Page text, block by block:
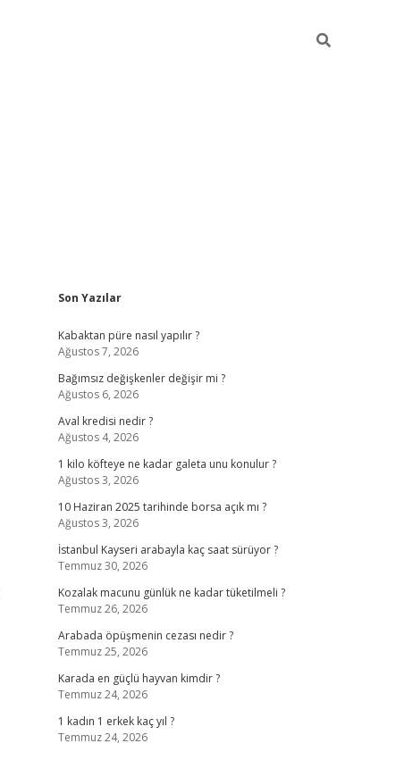
Sidebar
Son Yazılar
Kabaktan püre nasıl yapılır ?
Ağustos 7, 2026
Bağımsız değişkenler değişir mi ?
Ağustos 6, 2026
Aval kredisi nedir ?
Ağustos 4, 2026
1 kilo köfteye ne kadar galeta unu konulur ?
Ağustos 3, 2026
10 Haziran 2025 tarihinde borsa açık mı ?
Ağustos 3, 2026
İstanbul Kayseri arabayla kaç saat sürüyor ?
Temmuz 30, 2026
Kozalak macunu günlük ne kadar tüketilmeli ?
Temmuz 26, 2026
Arabada öpüşmenin cezası nedir ?
Temmuz 25, 2026
Karada en güçlü hayvan kimdir ?
Temmuz 24, 2026
1 kadın 1 erkek kaç yıl ?
Temmuz 24, 2026